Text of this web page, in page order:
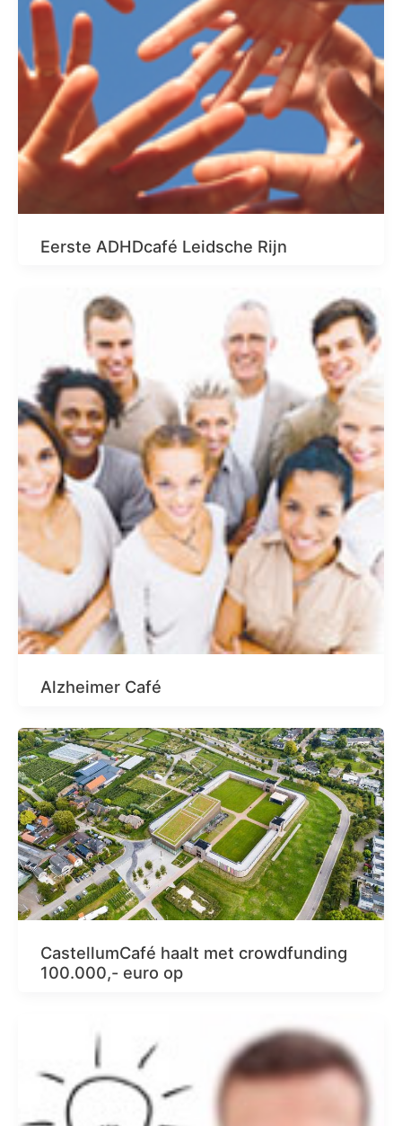
Eerste ADHDcafé Leidsche Rijn
Alzheimer Café
CastellumCafé haalt met crowdfunding
100.000,- euro op